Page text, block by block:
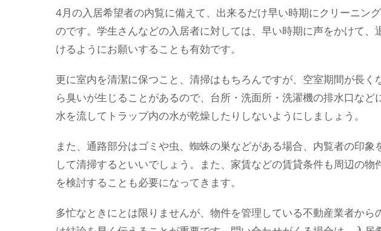
4月の入居希望者の内覧に備えて、出来るだけ早い時期にクリーニン
のです。学生さんなどの入居者に対しては、早い時期に声をかけて、
けるようにお願いすることも有効です。
更に室内を清潔に保つこと、清掃はもちろんですが、空室期間が長く
ら臭いが生じることがあるので、台所・洗面所・洗濯機の排水口など
水を流してトラップ内の水が乾燥したりしないようにしましょう。
また、通路部分はゴミや虫、蜘蛛の巣などがある場合、内覧者の印象
して清掃するといいでしょう。また、家賃などの賃貸条件も周辺の物
を検討することも必要になってきます。
多忙なときにとは限りませんが、物件を管理している不動産業者から